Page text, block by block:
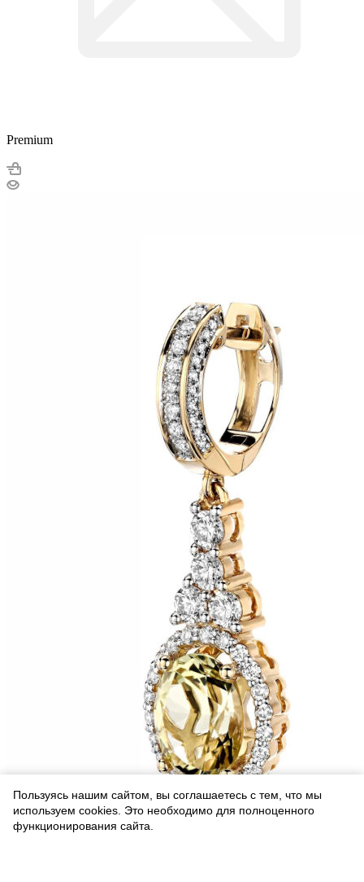
Premium
Пользуясь нашим сайтом, вы соглашаетесь с тем, что мы
используем cookies. Это необходимо для полноценного
функционирования сайта.